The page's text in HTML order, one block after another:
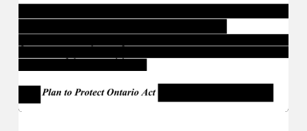
l’Ontario
veut
maintenir